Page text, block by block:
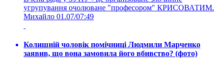
угрупування очолюване "професором" КРИСОВАТИМ.
Михайло 01.07/07:49
Колишній чоловік помічниці Людмили Марченко
заявив, що вона замовила його вбивство? (фото)